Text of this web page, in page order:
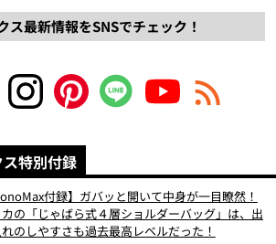
ス最新情報をSNSでチェック！
特別付録
付録】ガバッと開いて中身が一目瞭然！
の「じゃばら式４層ショルダーバッグ」は、出
れのしやすさも過去最高レベルだった！